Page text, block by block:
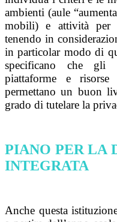
ambienti (aule
mobili) e attività per
tenendo in
in particolar modo di
specificano che gli
piattaforme e
permettano un buon
grado di tutelare la
PIANO PER LA
INTEGRATA
Anche questa